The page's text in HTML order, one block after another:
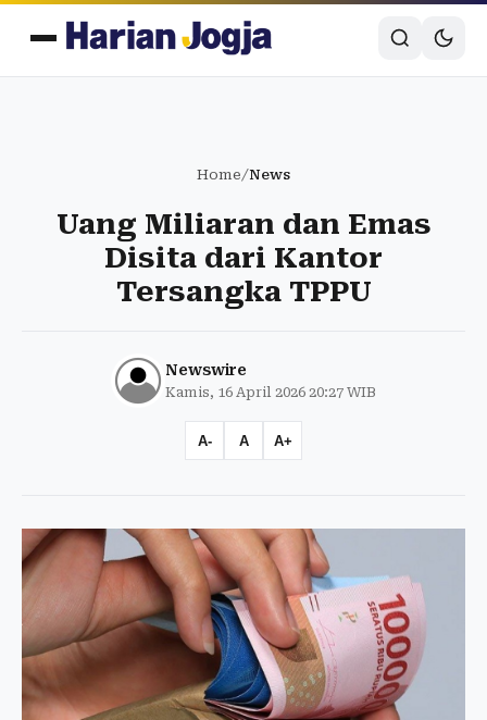
Home/News
Uang Miliaran dan Emas
Disita dari Kantor
Tersangka TPPU
Newswire
Kamis, 16 April 2026 20:27 WIB
A- A A+